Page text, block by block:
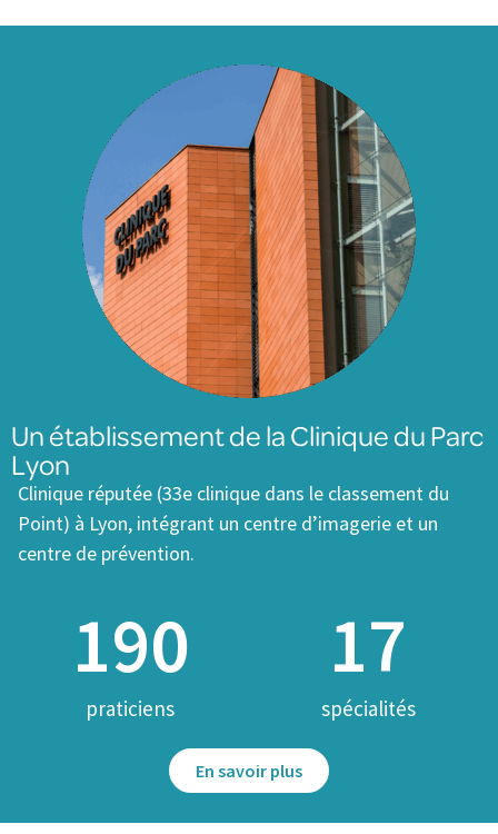
Un établissement de la Clinique du Parc
Lyon
Clinique réputée (33e clinique dans le classement du
Point) à Lyon, intégrant un centre d’imagerie et un
centre de prévention.
praticiens
190
spécialités
17
En savoir plus